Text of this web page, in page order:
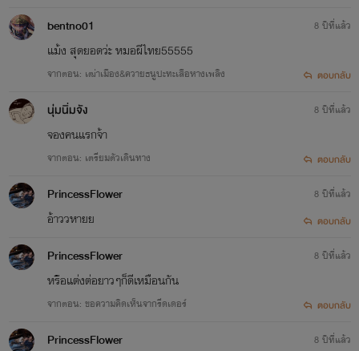
bentno01
แม้ง สุดยอดว่ะ หมอผีไทย55555
จากตอน: เฒ่าเมือง&ควายธนูปะทะเสือหางเพลิง
8 ปีที่แล้ว
ตอบกลับ
นุ่มนิ่มจัง
จองคนแรกจ้า
จากตอน: เตรียมตัวเดินทาง
8 ปีที่แล้ว
ตอบกลับ
PrincessFlower
อ้าววหายย
8 ปีที่แล้ว
ตอบกลับ
PrincessFlower
หรือแต่งต่อยาวๆก็ดีเหมือนกัน
จากตอน: ขอความคิดเห็นจากรีดเดอร์
8 ปีที่แล้ว
ตอบกลับ
PrincessFlower 8 ปีที่แล้ว